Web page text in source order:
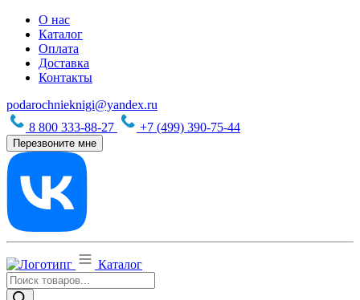
О нас
Каталог
Оплата
Доставка
Контакты
podarochnieknigi@yandex.ru
8 800 333-88-27
+7 (499) 390-75-44
Перезвоните мне
Каталог
Поиск
товаров